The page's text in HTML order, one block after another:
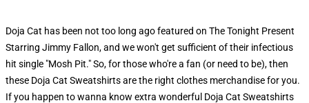
Doja Cat has been not too long ago featured on The Tonight Present
Starring Jimmy Fallon, and we won't get sufficient of their infectious
hit single "Mosh Pit." So, for those who're a fan (or need to be), then
these Doja Cat Sweatshirts are the right clothes merchandise for you.
If you happen to wanna know extra wonderful Doja Cat Sweatshirts